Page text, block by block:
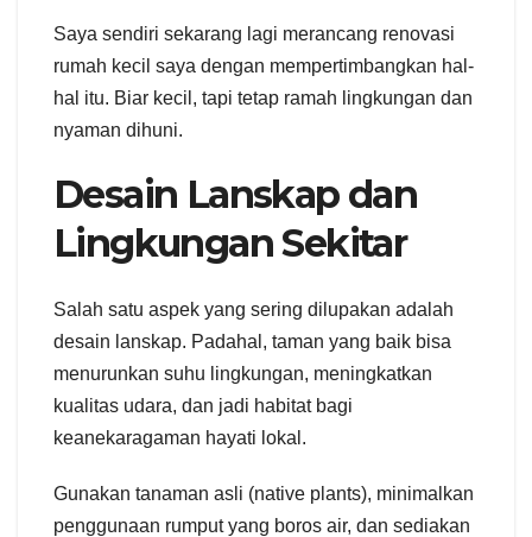
Saya sendiri sekarang lagi merancang renovasi
rumah kecil saya dengan mempertimbangkan hal-
hal itu. Biar kecil, tapi tetap ramah lingkungan dan
nyaman dihuni.
Desain Lanskap dan
Lingkungan Sekitar
Salah satu aspek yang sering dilupakan adalah
desain lanskap. Padahal, taman yang baik bisa
menurunkan suhu lingkungan, meningkatkan
kualitas udara, dan jadi habitat bagi
keanekaragaman hayati lokal.
Gunakan tanaman asli (native plants), minimalkan
penggunaan rumput yang boros air, dan sediakan